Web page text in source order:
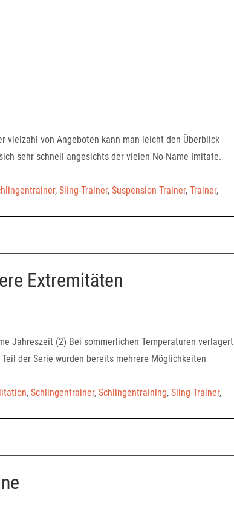
vielzahl von Angeboten kann man leicht den Überblick
sehr schnell angesichts der vielen No-Name Imitate.
, Sling-Trainer, Suspension Trainer, Trainer,
Extremitäten
Jahreszeit (2) Bei sommerlichen Temperaturen verlagert
der Serie wurden bereits mehrere Möglichkeiten
, Schlingentrainer, Schlingentraining, Sling-Trainer,